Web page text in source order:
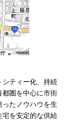
ティー化、持続
都圏を中心に市街
たノウハウを生
宅を安定的な供給